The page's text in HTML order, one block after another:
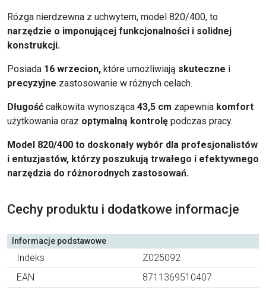
Rózga nierdzewna z uchwytem, model 820/400, to
narzędzie o imponującej funkcjonalności i solidnej
konstrukcji.
Posiada 16 wrzecion, które umożliwiają skuteczne i
precyzyjne zastosowanie w różnych celach.
Długość całkowita wynosząca 43,5 cm zapewnia komfort
użytkowania oraz optymalną kontrolę podczas pracy.
Model 820/400 to doskonały wybór dla profesjonalistów
i entuzjastów, którzy poszukują trwałego i efektywnego
narzędzia do różnorodnych zastosowań.
Cechy produktu i dodatkowe informacje
Informacje podstawowe
Indeks
Z025092
EAN
8711369510407